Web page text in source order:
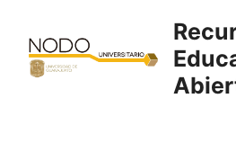
contenido